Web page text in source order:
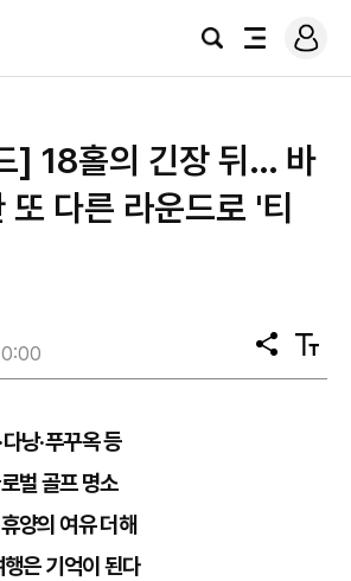
검
전
로
그
] 18홀의 긴장 뒤… 바
또 다른 라운드로 '티
공
유
텍
스
낭·푸꾸옥 등
벌 골프 명소
양의 여유 더해
은 기억이 된다